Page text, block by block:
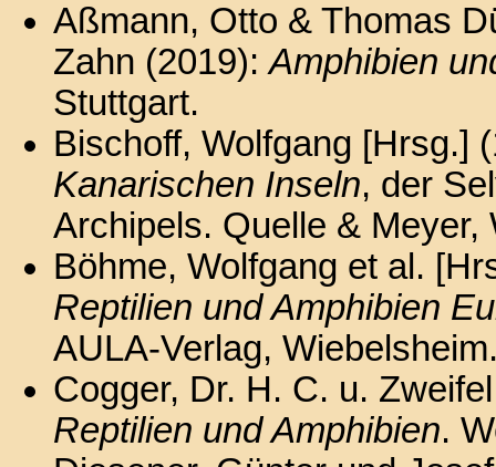
Aßmann, Otto & Thomas
Zahn (2019):Amphibien
Stuttgart.
Bischoff, Wolfgang [Hrsg.]
Kanarischen Inseln, der
Archipels. Quelle & Meyer,
Böhme, Wolfgang et al.
Reptilien und Amphibien
AULA-Verlag,
Cogger, Dr. H. C. u.
Reptilien und Amphibien.